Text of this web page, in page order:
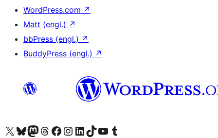
WordPress.com ↗
Matt (engl.) ↗
bbPress (engl.) ↗
BuddyPress (engl.) ↗
Unser X-Konto (früher Twitter) besuchen
Unser Bluesky-Konto besuchen
Unser Mastodon-Konto besuchen
Unser Threads-Konto besuchen
Unsere Facebook-Seite besuchen
Unser Instagram-Konto besuchen
Unser LinkedIn-Konto besuchen
Unser TikTok-Konto besuchen
Unseren YouTube-Kanal besuchen
Unser Tumblr-Konto besuchen